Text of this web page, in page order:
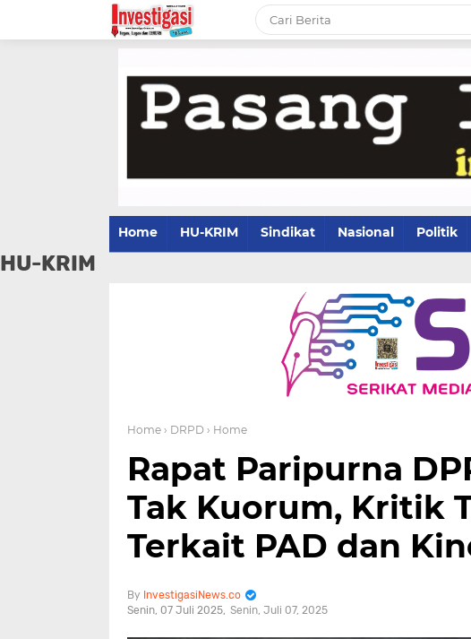
Home HU-KRIM Sindikat Nasional Politik
HU-KRIM
Home › DRPD › Home
Rapat Paripurna
Tak Kuorum, Kritik
Terkait PAD dan
InvestigasiNews.co
Senin, 07 Juli 2025 Senin, Juli 07, 2025